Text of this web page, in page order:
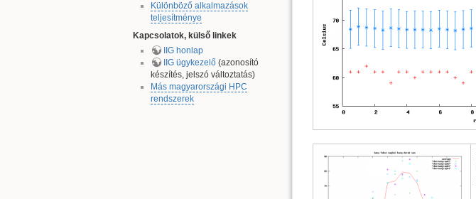
Különböző alkalmazások
teljesítménye
Kapcsolatok, külső linkek
IIG honlap
IIG ügykezelő(azonosító
készítés, jelszó változtatás)
Más magyarországi HPC
rendszerek